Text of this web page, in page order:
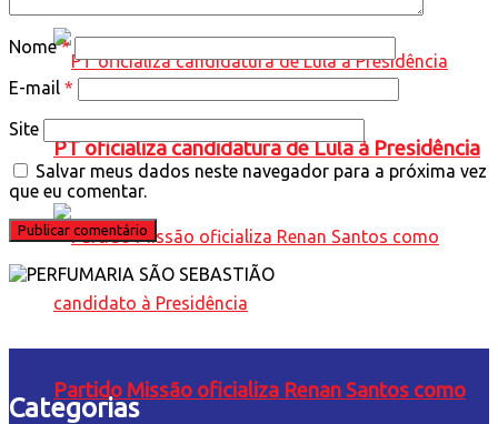
PT oficializa candidatura de Lula à Presidência
Partido Missão oficializa Renan Santos como
Nome*
E-mail *
Site
Salvar meus dados neste navegador para a próxima vez
que eu comentar.
Categorias